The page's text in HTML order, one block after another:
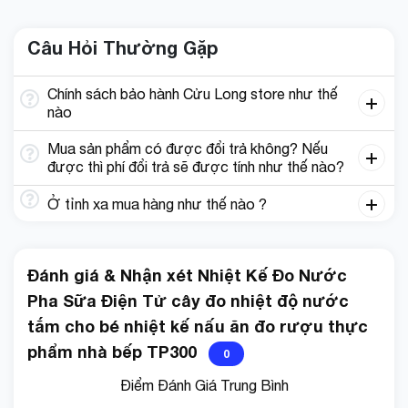
ĐA NĂNG
Đo Được Nhiệt Độ Thịt Nướng Luộc Súp Canh Sữa
Làm Bánh… Hiển Thị Nhiệt Độ Chính Xác Với Màn Hình
Led Lớn Rõ Ràng, Đầu Dò Dài Giúp Bạn Đo Được
Nhiều Ngóc Ngách Sâu, Thân Thiện Tự Tắt Khi Không
Sử Dụng Tiết Kiệm Điện Năng
Đầu dò sử dụng vật liệu thép không gỉ cao cấp đảm
bảo an toàn sức khỏe.
Phạm vi đo: nhiệt độ nước, thực phẩm, chất lỏng, sệt,
nhiệt độ dầu, nhiệt độ sữa, trà, súp, bia, thịt nướng
Câu Hỏi Thường Gặp
Chính sách bảo hành Cửu Long store như thế
nào
Mua sản phẩm có được đổi trả không? Nếu
được thì phí đổi trả sẽ được tính như thế nào?
Ở tỉnh xa mua hàng như thế nào ?
Đánh giá & Nhận xét Nhiệt Kế Đo Nước
Pha Sữa Điện Tử cây đo nhiệt độ nước
tắm cho bé nhiệt kế nấu ăn đo rượu thực
phẩm nhà bếp TP300
0
Điểm Đánh Giá Trung Bình